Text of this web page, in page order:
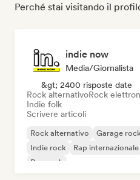
Perché stai visitando il
indie now
Media/Giornalista
&gt; 2400 risposte date
Rock alternativoRock
Indie folk
Scrivere articoli
Rock alternativo Garage
Indie rock
Rap internazionale
Pop rock